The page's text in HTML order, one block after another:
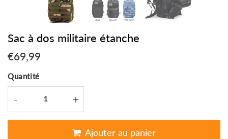
Sac à dos militaire étanche
€69,99
price
Quantité
- +
Ajouter au panier